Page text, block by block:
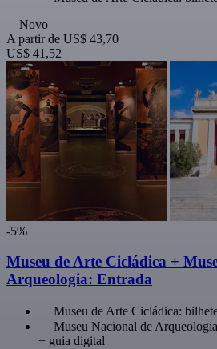
Novo
A partir de US$ 43,70
US$ 41,52
-5%
Museu de Arte Cicládica +
Arqueologia: Entrada
Museu de Arte Cicládica:
Museu Nacional de
+ guia digital